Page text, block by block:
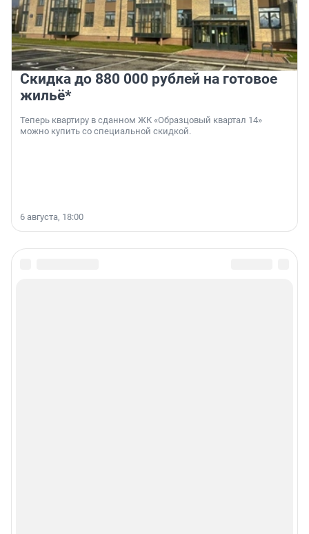
Скидка до 880 000 рублей на готовое
жильё*
Теперь квартиру в сданном ЖК «Образцовый квартал 14»
можно купить со специальной скидкой.
6 августа, 18:00